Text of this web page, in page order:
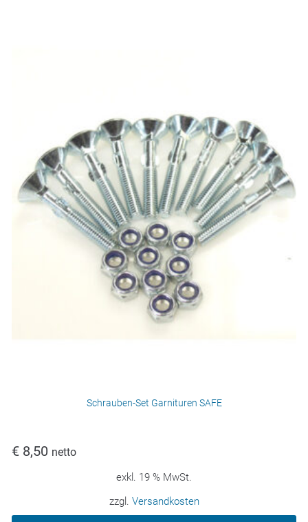
Schrauben-Set Garnituren SAFE
€ 8,50 netto
exkl. 19 % MwSt.
zzgl. Versandkosten